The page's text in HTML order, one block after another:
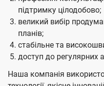
підтримку цілодобово;
великий вибір
планів;
стабільне та
доступ до регулярних
Наша компанія